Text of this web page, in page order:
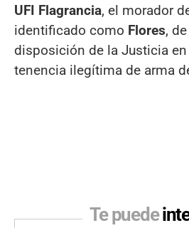
UFI Flagrancia, el morador
identificado como Flores, de
disposición de la Justicia
tenencia ilegítima de arma
Te puede